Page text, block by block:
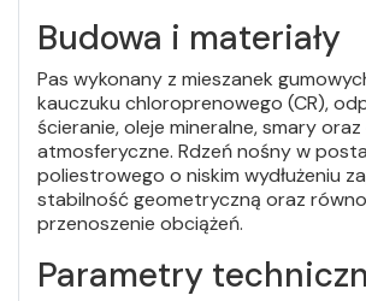
Budowa i materiały
Pas wykonany z mieszanek
kauczuku chloroprenowego (CR),
ścieranie, oleje mineralne, smary
atmosferyczne. Rdzeń nośny w
poliestrowego o niskim wydłużeniu
stabilność geometryczną oraz
przenoszenie obciążeń.
Parametry